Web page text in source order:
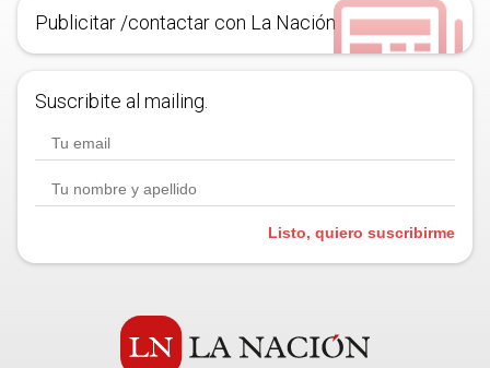
Publicitar /contactar con La Nación
Suscribite al mailing.
Listo, quiero suscribirme